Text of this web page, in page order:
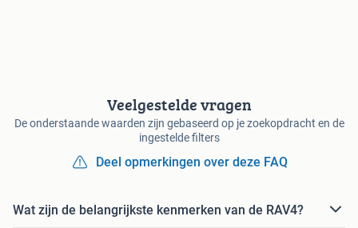
Veelgestelde vragen
De onderstaande waarden zijn gebaseerd op je zoekopdracht en de
ingestelde filters
Deel opmerkingen over deze FAQ
Wat zijn de belangrijkste kenmerken van de RAV4?